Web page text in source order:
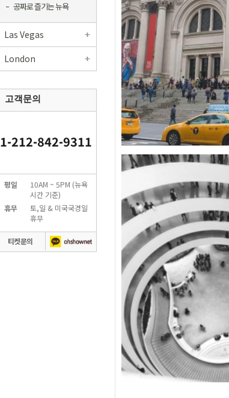
공짜로 즐기는 뉴욕
Las Vegas
London
고객문의
1-212-842-9311
평일
10AM ~ 5PM (뉴욕
시간 기준)
휴무
토,일 & 미국국경일
휴무
티켓문의